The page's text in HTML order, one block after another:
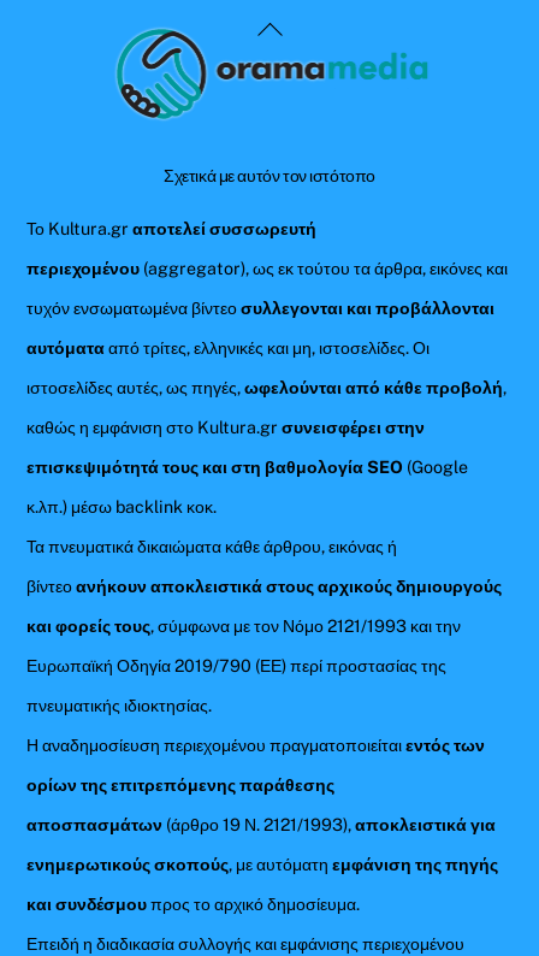
Back
To
Σχετικά με αυτόν τον ιστότοπο
Το Kultura.grαποτελεί συσσωρευτή
περιεχομένου (aggregator), ως εκ τούτου τα άρθρα, εικόνες και
τυχόν ενσωματωμένα βίντεοσυλλεγονται και προβάλλονται
αυτόματααπό τρίτες, ελληνικές και μη, ιστοσελίδες. Οι
ιστοσελίδες αυτές, ως πηγές,ωφελούνται από κάθε προβολή,
καθώς η εμφάνιση στο Kultura.gr συνεισφέρει στην
επισκεψιμότητά τους και στη βαθμολογία SEO (Google
κ.λπ.) μέσω backlink κοκ.
Τα πνευματικά δικαιώματα κάθε άρθρου, εικόνας ή
βίντεοανήκουν αποκλειστικά στους αρχικούς δημιουργούς
και φορείς τους, σύμφωνα με τον Νόμο 2121/1993 και την
Ευρωπαϊκή Οδηγία 2019/790 (ΕΕ) περί προστασίας της
πνευματικής ιδιοκτησίας.
Η αναδημοσίευση περιεχομένου πραγματοποιείταιεντός των
ορίων της επιτρεπόμενης παράθεσης
αποσπασμάτων (άρθρο 19 Ν. 2121/1993),αποκλειστικά για
ενημερωτικούς σκοπούς, με αυτόματηεμφάνιση της πηγής
και συνδέσμουπρος το αρχικό δημοσίευμα.
Επειδή η διαδικασία συλλογής και εμφάνισης περιεχομένου